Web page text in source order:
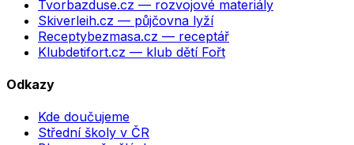
Tvorbazduse.cz — rozvojové materiály
Skiverleih.cz — půjčovna lyží
Receptybezmasa.cz — receptář
Klubdetifort.cz — klub dětí Fořt
Odkazy
Kde doučujeme
Střední školy v ČR